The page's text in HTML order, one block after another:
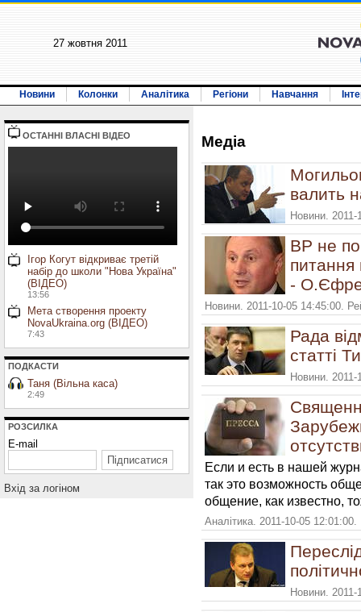
27 жовтня 2011
Новини Колонки Аналітика Регіони Навчання
ОСТАННI ВЛАСНI ВIДЕО
Ігор Когут відкриває третій
набір до школи "Нова Україна"
(ВІДЕО)
13:56
Мета створення проекту
NovaUkraina.org (ВІДЕО)
7:43
ПОДКАСТИ
Таня (Вільна каса)
2:49
РОЗСИЛКА
E-mail
Вхiд за логiном
Медiа
валить
Новини.
ВР не
питання
-
Новини. 2011-10-05 14:45:00.
Рада
статті
Новини.
Если и есть в нашей
так это возможность
общение, как известно,
Аналітика. 2011-10-05
Новини.